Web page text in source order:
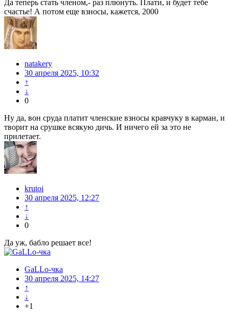
Да теперь стать членом,- раз плюнуть. Плати, и будет тебе
счастье! А потом еще взносы, кажется, 2000
natakery
30 апреля 2025, 10:32
↑
↓
0
Ну да, вон сруда платит членские взносы кравчуку в карман, и
творит на срушке всякую дичь. И ничего ей за это не
прилетает.
krutoi
30 апреля 2025, 12:27
↑
↓
0
Да уж, бабло решает все!
GaLLo-чка
30 апреля 2025, 14:27
↑
↓
+1